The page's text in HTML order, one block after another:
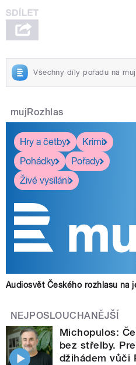
Všechny díly pořadu na
mujRozhlas
Hry a četby
Krimi
Pohádky
Pořady
Živé vysílání
Audiosvět Českého rozhlasu na
NEJPOSLOUCHANĚJŠÍ
Michopulos:
bez střelby.
džihádem vůči